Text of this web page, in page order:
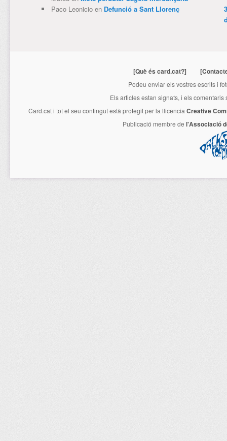
Paco Leonicioen Defunció a Sant Llorenç
[Què és card.cat?]
Podeu enviar els vostres escrits i
Els articles estan signats, i els
Card.cati tot el seu contingut està protegit per la llicencia Creative
Publicació membre de l'Associació